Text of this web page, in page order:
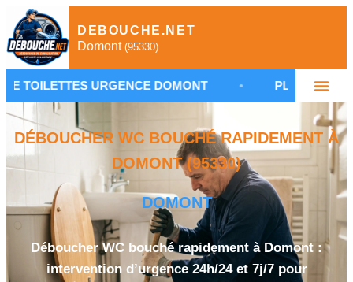
DEBOUCHE.NET
Domont (95330)
URGENCE DOMONT • PLOMBIER DÉBOUCHAGE
DÉBOUCHER WC BOUCHÉ RAPIDEMENT À
DOMONT (95330)
DOMONT
Déboucher WC bouché rapidement à Domont :
intervention d’urgence 24h/24 et 7j/7 pour